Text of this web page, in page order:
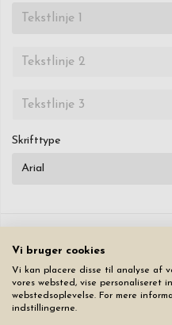
Skrifttype
Nulstil
Vi bruger cookies
Vi kan placere disse til analyse af
vores websted, vise
webstedsoplevelse. For mere
indstillingerne.